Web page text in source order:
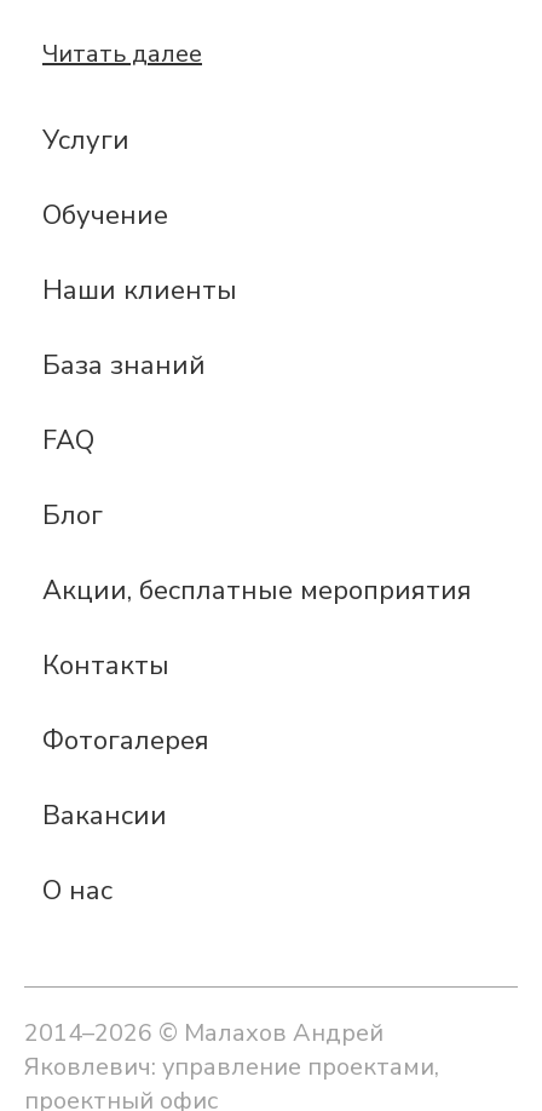
Услуги
Обучение
Наши клиенты
База знаний
FAQ
Блог
Акции, бесплатные мероприятия
Контакты
Фотогалерея
Вакансии
О нас
Читать далее
2014–2026 © Малахов Андрей
Яковлевич: управление проектами,
проектный офис